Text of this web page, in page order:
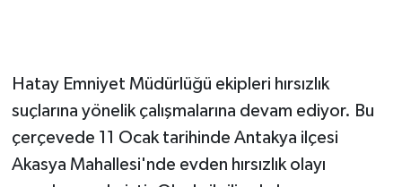
Hatay Emniyet Müdürlüğü ekipleri hırsızlık
suçlarına yönelik çalışmalarına devam ediyor. Bu
çerçevede 11 Ocak tarihinde Antakya ilçesi
Akasya Mahallesi'nde evden hırsızlık olayı